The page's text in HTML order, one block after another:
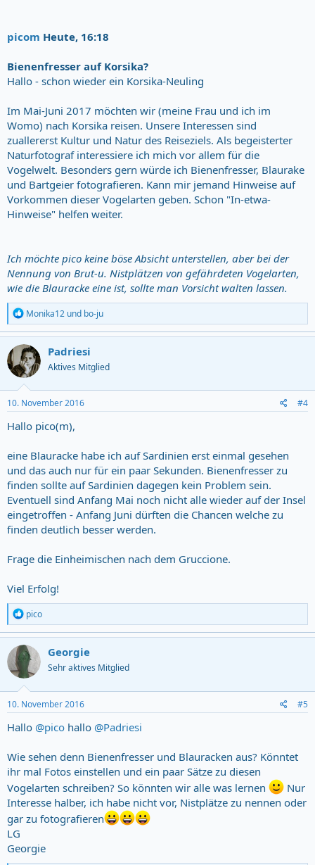
picom Heute, 16:18
Bienenfresser auf Korsika?
Hallo - schon wieder ein Korsika-Neuling
Im Mai-Juni 2017 möchten wir (meine Frau und ich im
Womo) nach Korsika reisen. Unsere Interessen sind
zuallererst Kultur und Natur des Reiseziels. Als begeisterter
Naturfotograf interessiere ich mich vor allem für die
Vogelwelt. Besonders gern würde ich Bienenfresser, Blaurake
und Bartgeier fotografieren. Kann mir jemand Hinweise auf
Vorkommen dieser Vogelarten geben. Schon "In-etwa-
Hinweise" helfen weiter.
Ich möchte pico keine böse Absicht unterstellen, aber bei der
Nennung von Brut-u. Nistplätzen von gefährdeten Vogelarten,
wie die Blauracke eine ist, sollte man Vorsicht walten lassen.
R
e
a
c
t
i
o
n
s
:
Monika12 und bo-ju
Padriesi
Aktives Mitglied
10. November 2016 #4
Hallo pico(m),
eine Blauracke habe ich auf Sardinien erst einmal gesehen
und das auch nur für ein paar Sekunden. Bienenfresser zu
finden sollte auf Sardinien dagegen kein Problem sein.
Eventuell sind Anfang Mai noch nicht alle wieder auf der Insel
eingetroffen - Anfang Juni dürften die Chancen welche zu
finden deutlich besser werden.
Frage die Einheimischen nach dem Gruccione.
Viel Erfolg!
R
e
a
c
t
o
n
s
:
pico
Georgie
Sehr aktives Mitglied
10. November 2016 #5
Hallo @pico hallo @Padriesi
Wie sehen denn Bienenfresser und Blauracken aus? Könntet
ihr mal Fotos einstellen und ein paar Sätze zu diesen
Vogelarten schreiben? So könnten wir alle was lernen
Nur
Interesse halber, ich habe nicht vor, Nistplätze zu nennen oder
gar zu fotografieren
LG
Georgie